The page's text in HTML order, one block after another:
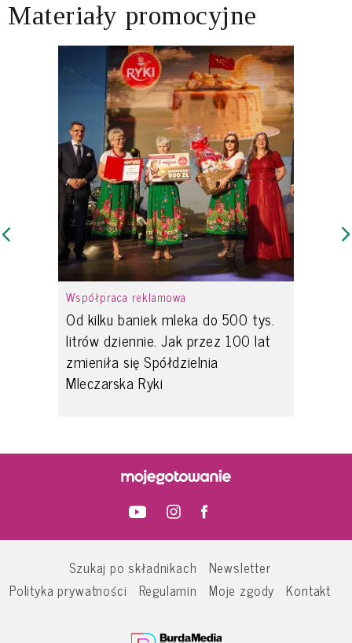
Materiały promocyjne
Współpraca reklamowa
Od kilku baniek mleka do 500 tys.
litrów dziennie. Jak przez 100 lat
zmieniła się Spółdzielnia
Mleczarska Ryki
Szukaj po składnikach
Newsletter
Polityka prywatności
Regulamin Moje zgody Kontakt